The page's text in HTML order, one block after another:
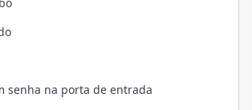
senha na porta de entrada